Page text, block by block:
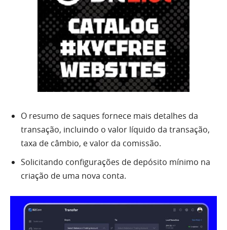
O resumo de saques fornece mais detalhes da
transação, incluindo o valor líquido da transação,
taxa de câmbio, e valor da comissão.
Solicitando configurações de depósito mínimo na
criação de uma nova conta.